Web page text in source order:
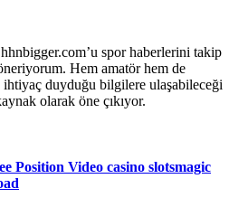
spor haberlerini takip
Hem amatör hem de
duyduğu bilgilere ulaşabileceği
olarak öne çıkıyor.
Position Video casino slotsmagic